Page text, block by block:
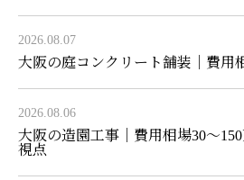
2026.08.07
大阪の庭コンクリート舗装｜費用
2026.08.06
大阪の造園工事｜費用相場30〜
視点